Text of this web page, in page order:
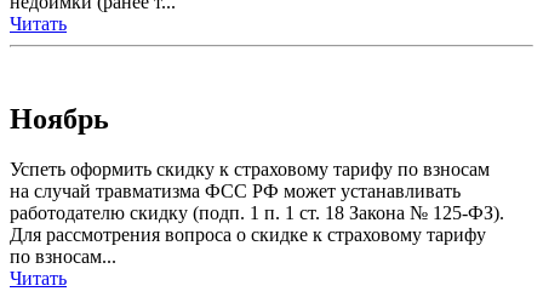
Читать
Ноябрь
Успеть оформить скидку к страховому тарифу по взносам
на случай травматизма ФСС РФ может устанавливать
работодателю скидку (подп. 1 п. 1 ст. 18 Закона № 125-ФЗ).
Для рассмотрения вопроса о скидке к страховому тарифу
по взносам...
Читать